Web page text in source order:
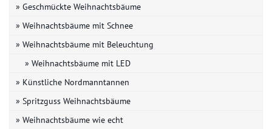
» Geschmückte Weihnachtsbäume
» Weihnachtsbäume mit Schnee
» Weihnachtsbäume mit Beleuchtung
» Weihnachtsbäume mit LED
» Künstliche Nordmanntannen
» Spritzguss Weihnachtsbäume
» Weihnachtsbäume wie echt